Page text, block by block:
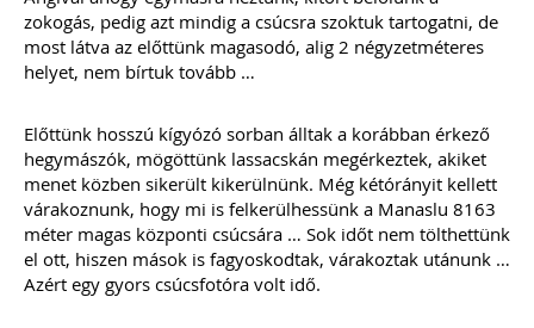
zokogás, pedig azt mindig a csúcsra szoktuk tartogatni, de
most látva az előttünk magasodó, alig 2 négyzetméteres
helyet, nem bírtuk tovább …
Előttünk hosszú kígyózó sorban álltak a korábban érkező
hegymászók, mögöttünk lassacskán megérkeztek, akiket
menet közben sikerült kikerülnünk. Még kétórányit kellett
várakoznunk, hogy mi is felkerülhessünk a Manaslu 8163
méter magas központi csúcsára … Sok időt nem tölthettünk
el ott, hiszen mások is fagyoskodtak, várakoztak utánunk …
Azért egy gyors csúcsfotóra volt idő.